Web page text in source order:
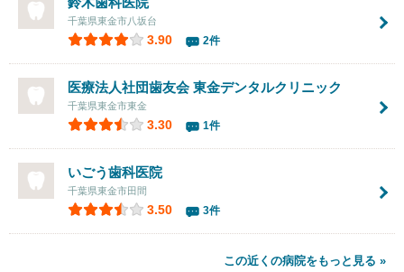
千葉県東金市八坂台
3.90 2件
医療法人社団歯友会東金デンタルクリニック
千葉県東金市東金
3.30 1件
いごう歯科医院
千葉県東金市田間
3.50 3件
この近くの病院をもっと見る »